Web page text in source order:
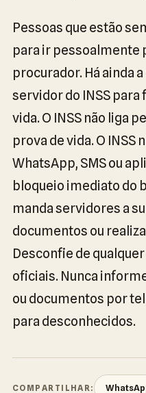
Pessoas que estão
para ir pessoalmente
procurador. Há ainda
servidor do INSS para
vida. O INSS não liga
prova de vida. O INSS
WhatsApp, SMS ou
bloqueio imediato do
manda servidores a
documentos ou
Desconfie de
oficiais. Nunca
ou documentos por
para desconhecidos.
COMPARTILHAR: